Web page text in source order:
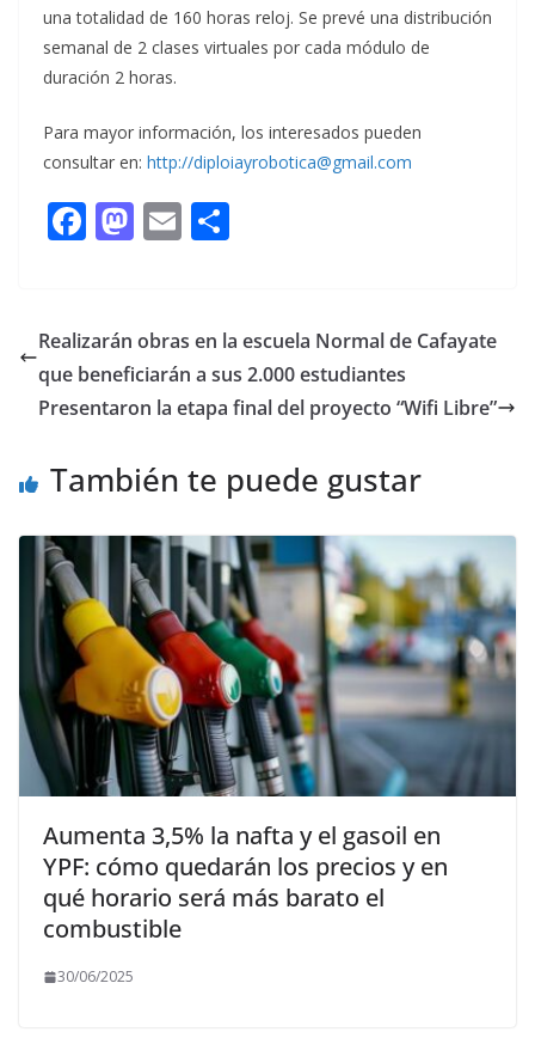
una totalidad de 160 horas reloj. Se prevé una distribución
semanal de 2 clases virtuales por cada módulo de
duración 2 horas.
Para mayor información, los interesados pueden
consultar en: http://diploiayrobotica@gmail.com
F
b
o
o
M
d
o
n
E
l p
ar
ti
Realizarán obras en la escuela Normal de Cafayate
que beneficiarán a sus 2.000 estudiantes
Presentaron la etapa final del proyecto “Wifi Libre”
También te puede gustar
Aumenta 3,5% la nafta y el gasoil en
YPF: cómo quedarán los precios y en
qué horario será más barato el
combustible
30/06/2025